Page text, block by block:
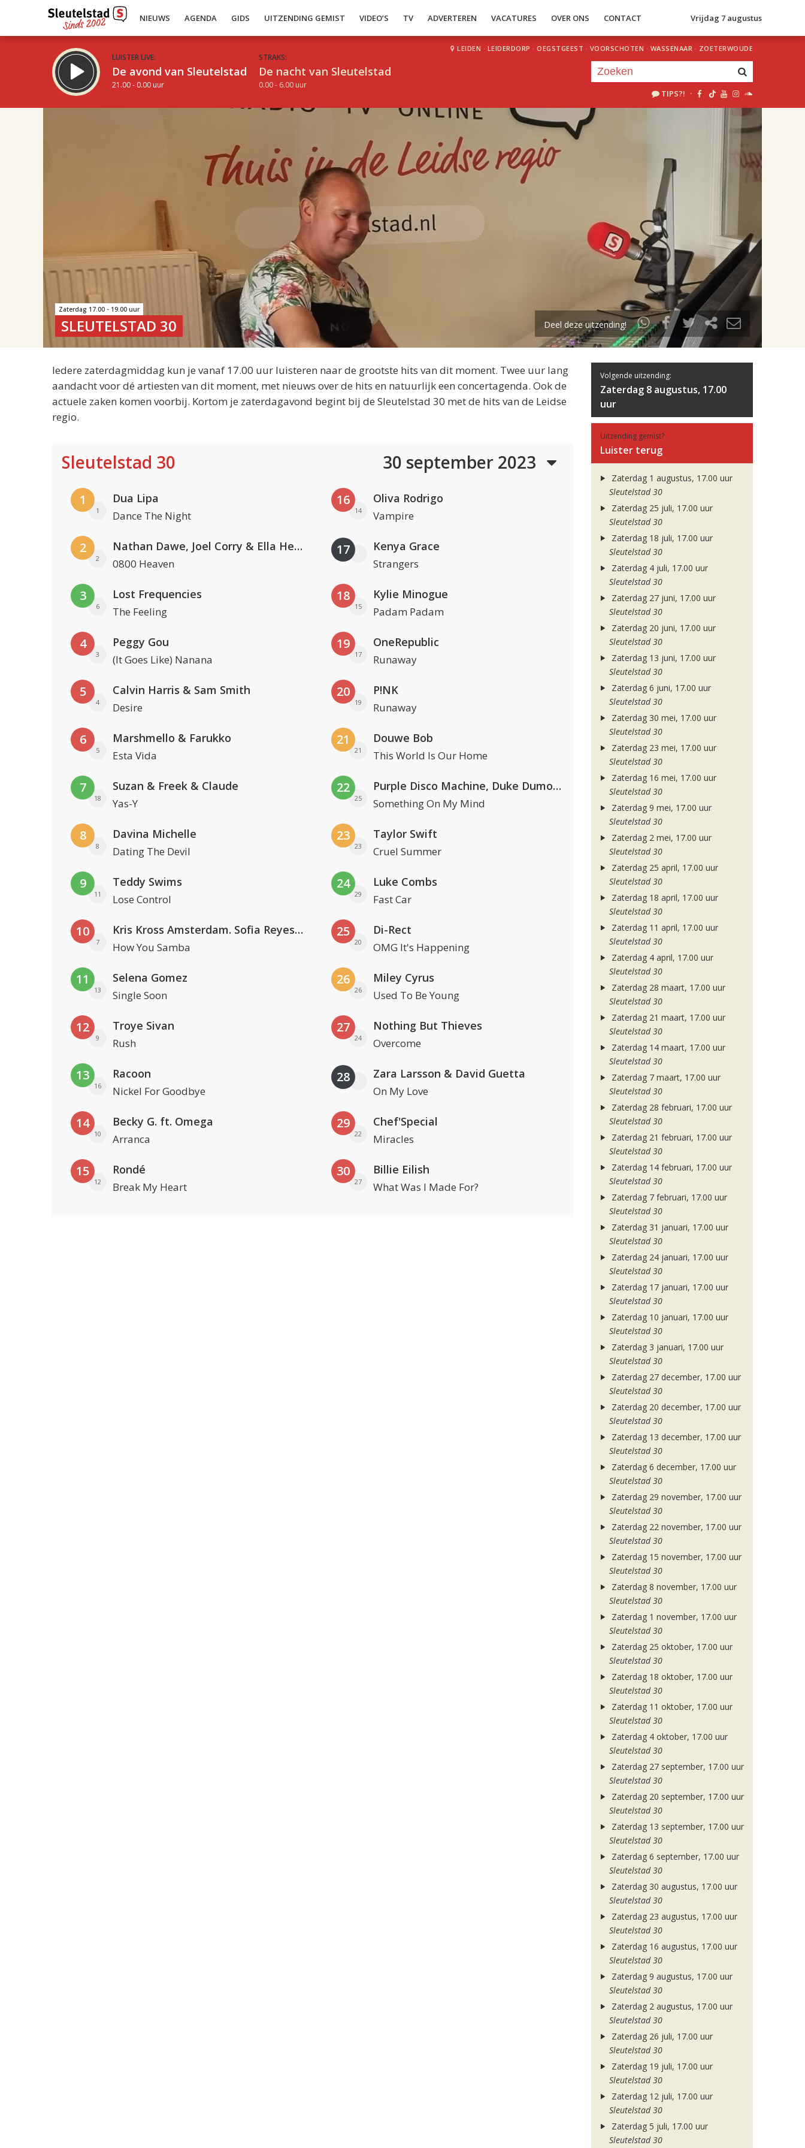
NIEUWS AGENDA GIDS UITZENDING GEMIST VIDEO’S TV ADVERTEREN VACATURES OVER ONS CONTACT Vrijdag 7 augustus
LUISTER LIVE:
De avond van Sleutelstad
21.00 - 0.00 uur
STRAKS:
De nacht van Sleutelstad
0.00 - 6.00 uur
LEIDEN · LEIDERDORP · OEGSTGEEST · VOORSCHOTEN · WASSENAAR · ZOETERWOUDE
TIPS?! ·
uur 1 van 2
Volgend uur
Zaterdag 17.00 - 19.00 uur
SLEUTELSTAD 30 Deel deze uitzending!
Iedere zaterdagmiddag kun je vanaf 17.00 uur luisteren naar de grootste hits van dit moment. Twee uur lang
aandacht voor dé artiesten van dit moment, met nieuws over de hits en natuurlijk een concertagenda. Ook de
actuele zaken komen voorbij. Kortom je zaterdagavond begint bij de Sleutelstad 30 met de hits van de Leidse
regio.
Sleutelstad 30 30 september 2023
1
1
Dua Lipa
Dance The Night
2
2
Nathan Dawe, Joel Corry & Ella Henderson
0800 Heaven
3
6
Lost Frequencies
The Feeling
4
3
Peggy Gou
(It Goes Like) Nanana
5
4
Calvin Harris & Sam Smith
Desire
6
5
Marshmello & Farukko
Esta Vida
7
18
Suzan & Freek & Claude
Yas-Y
8
8
Davina Michelle
Dating The Devil
9
11
Teddy Swims
Lose Control
10
7
Kris Kross Amsterdam. Sofia Reyes & Tinie Tempah
How You Samba
11
13
Selena Gomez
Single Soon
12
9
Troye Sivan
Rush
13
16
Racoon
Nickel For Goodbye
14
10
Becky G. ft. Omega
Arranca
15
12
Rondé
Break My Heart
16
14
Oliva Rodrigo
Vampire
17 Kenya Grace
Strangers
18
15
Kylie Minogue
Padam Padam
19
17
OneRepublic
Runaway
20
19
P!NK
Runaway
21
21
Douwe Bob
This World Is Our Home
22
25
Purple Disco Machine, Duke Dumont & Nothing But Thieves
Something On My Mind
23
23
Taylor Swift
Cruel Summer
24
29
Luke Combs
Fast Car
25
20
Di-Rect
OMG It's Happening
26
26
Miley Cyrus
Used To Be Young
27
24
Nothing But Thieves
Overcome
28 Zara Larsson & David Guetta
On My Love
29
22
Chef'Special
Miracles
30
27
Billie Eilish
What Was I Made For?
Volgende uitzending:
Zaterdag 8 augustus, 17.00
uur
Uitzending gemist?
Luister terug
Zaterdag 1 augustus, 17.00 uur
Sleutelstad 30
Zaterdag 25 juli, 17.00 uur
Sleutelstad 30
Zaterdag 18 juli, 17.00 uur
Sleutelstad 30
Zaterdag 4 juli, 17.00 uur
Sleutelstad 30
Zaterdag 27 juni, 17.00 uur
Sleutelstad 30
Zaterdag 20 juni, 17.00 uur
Sleutelstad 30
Zaterdag 13 juni, 17.00 uur
Sleutelstad 30
Zaterdag 6 juni, 17.00 uur
Sleutelstad 30
Zaterdag 30 mei, 17.00 uur
Sleutelstad 30
Zaterdag 23 mei, 17.00 uur
Sleutelstad 30
Zaterdag 16 mei, 17.00 uur
Sleutelstad 30
Zaterdag 9 mei, 17.00 uur
Sleutelstad 30
Zaterdag 2 mei, 17.00 uur
Sleutelstad 30
Zaterdag 25 april, 17.00 uur
Sleutelstad 30
Zaterdag 18 april, 17.00 uur
Sleutelstad 30
Zaterdag 11 april, 17.00 uur
Sleutelstad 30
Zaterdag 4 april, 17.00 uur
Sleutelstad 30
Zaterdag 28 maart, 17.00 uur
Sleutelstad 30
Zaterdag 21 maart, 17.00 uur
Sleutelstad 30
Zaterdag 14 maart, 17.00 uur
Sleutelstad 30
Zaterdag 7 maart, 17.00 uur
Sleutelstad 30
Zaterdag 28 februari, 17.00 uur
Sleutelstad 30
Zaterdag 21 februari, 17.00 uur
Sleutelstad 30
Zaterdag 14 februari, 17.00 uur
Sleutelstad 30
Zaterdag 7 februari, 17.00 uur
Sleutelstad 30
Zaterdag 31 januari, 17.00 uur
Sleutelstad 30
Zaterdag 24 januari, 17.00 uur
Sleutelstad 30
Zaterdag 17 januari, 17.00 uur
Sleutelstad 30
Zaterdag 10 januari, 17.00 uur
Sleutelstad 30
Zaterdag 3 januari, 17.00 uur
Sleutelstad 30
Zaterdag 27 december, 17.00 uur
Sleutelstad 30
Zaterdag 20 december, 17.00 uur
Sleutelstad 30
Zaterdag 13 december, 17.00 uur
Sleutelstad 30
Zaterdag 6 december, 17.00 uur
Sleutelstad 30
Zaterdag 29 november, 17.00 uur
Sleutelstad 30
Zaterdag 22 november, 17.00 uur
Sleutelstad 30
Zaterdag 15 november, 17.00 uur
Sleutelstad 30
Zaterdag 8 november, 17.00 uur
Sleutelstad 30
Zaterdag 1 november, 17.00 uur
Sleutelstad 30
Zaterdag 25 oktober, 17.00 uur
Sleutelstad 30
Zaterdag 18 oktober, 17.00 uur
Sleutelstad 30
Zaterdag 11 oktober, 17.00 uur
Sleutelstad 30
Zaterdag 4 oktober, 17.00 uur
Sleutelstad 30
Zaterdag 27 september, 17.00 uur
Sleutelstad 30
Zaterdag 20 september, 17.00 uur
Sleutelstad 30
Zaterdag 13 september, 17.00 uur
Sleutelstad 30
Zaterdag 6 september, 17.00 uur
Sleutelstad 30
Zaterdag 30 augustus, 17.00 uur
Sleutelstad 30
Zaterdag 23 augustus, 17.00 uur
Sleutelstad 30
Zaterdag 16 augustus, 17.00 uur
Sleutelstad 30
Zaterdag 9 augustus, 17.00 uur
Sleutelstad 30
Zaterdag 2 augustus, 17.00 uur
Sleutelstad 30
Zaterdag 26 juli, 17.00 uur
Sleutelstad 30
Zaterdag 19 juli, 17.00 uur
Sleutelstad 30
Zaterdag 12 juli, 17.00 uur
Sleutelstad 30
Zaterdag 5 juli, 17.00 uur
Sleutelstad 30